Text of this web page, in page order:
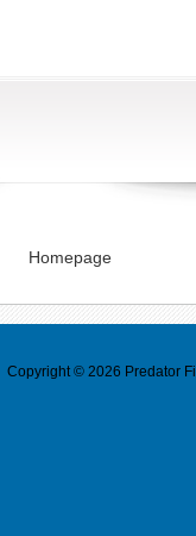
Homepage
Copyright © 2026 Predator